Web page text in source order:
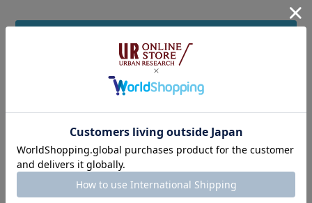
着用アイテムをまとめ買い
タグ
#doors #ストレート×ブルベ冬 #ストレート×イエベ秋
#骨格ストレート #低身長コーデ #カジュアル